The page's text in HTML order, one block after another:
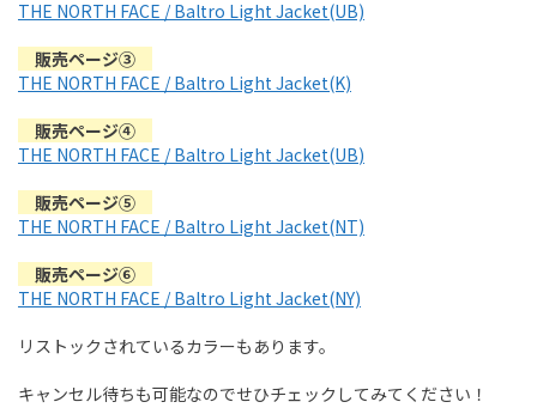
THE NORTH FACE / Baltro Light Jacket(UB)
販売ページ③
THE NORTH FACE / Baltro Light Jacket(K)
販売ページ④
THE NORTH FACE / Baltro Light Jacket(UB)
販売ページ⑤
THE NORTH FACE / Baltro Light Jacket(NT)
販売ページ⑥
THE NORTH FACE / Baltro Light Jacket(NY)
リストックされているカラーもあります。
キャンセル待ちも可能なのでせひチェックしてみてください！